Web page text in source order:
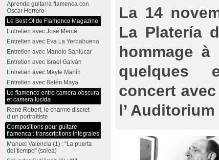
La 14
La Platería
hommage
quelques
concert
l’
Aprende guitarra flamenca con
Oscar Herrero
Le Best Of de Flamenco Magazine
Entretien avec José Mercé
Entretien avec Eva La Yerbabuena
Entretien avec Manolo Sanlúcar
Entretien avec Israel Galván
Entretien avec Mayte Martín
Entretien avec Belén Maya
Le flamenco entre camera obscura
et camera lucida
René Robert, le charme discret
d’un portraitiste
Compositions pour guitare
flamenca : transcriptions intégrales
Manuel Valencia (1) : "La puerta
del tiempo" (soleá)